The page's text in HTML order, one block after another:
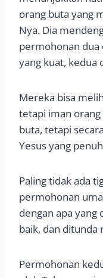
orang buta yang
Nya. Dia
permohonan dua
yang kuat, kedua
Mereka bisa
tetapi iman orang
buta, tetapi
Yesus yang
Paling tidak ada
permohonan
dengan apa yang
baik, dan ditunda
Permohonan